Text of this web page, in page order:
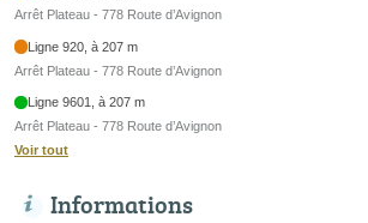
Arrêt Plateau - 778 Route d’Avignon
Ligne 920, à 207 m
Arrêt Plateau - 778 Route d’Avignon
Ligne 9601, à 207 m
Arrêt Plateau - 778 Route d’Avignon
Voir tout
Informations